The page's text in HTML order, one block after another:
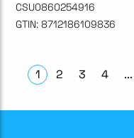
CSU0860254916
GTIN: 8712186109836
1 2 3 4 ...